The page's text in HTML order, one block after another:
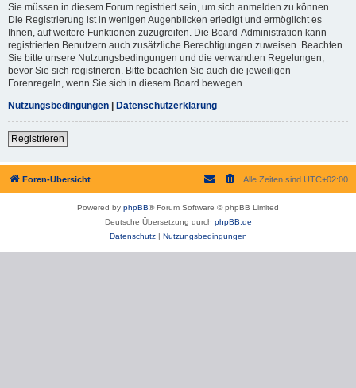
Sie müssen in diesem Forum registriert sein, um sich anmelden zu können.
Die Registrierung ist in wenigen Augenblicken erledigt und ermöglicht es
Ihnen, auf weitere Funktionen zuzugreifen. Die Board-Administration kann
registrierten Benutzern auch zusätzliche Berechtigungen zuweisen. Beachten
Sie bitte unsere Nutzungsbedingungen und die verwandten Regelungen,
bevor Sie sich registrieren. Bitte beachten Sie auch die jeweiligen
Forenregeln, wenn Sie sich in diesem Board bewegen.
Nutzungsbedingungen | Datenschutzerklärung
Registrieren
Foren-Übersicht Alle Zeiten sind UTC+02:00
Powered by phpBB® Forum Software © phpBB Limited
Deutsche Übersetzung durch phpBB.de
Datenschutz| Nutzungsbedingungen